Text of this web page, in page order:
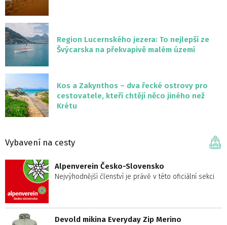
Region Lucernského jezera: To nejlepší ze
Švýcarska na překvapivě malém území
Kos a Zakynthos – dva řecké ostrovy pro
cestovatele, kteří chtějí něco jiného než
Krétu
Vybavení na cesty
Alpenverein Česko-Slovensko
Nejvýhodnější členství je právě v této oficiální sekci
Devold mikina Everyday Zip Merino